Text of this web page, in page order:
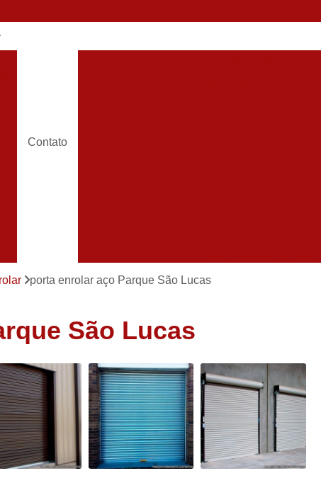
Contato
Portão de Correr
Porta Aço Automática Loja
Porta Automática para Loja
Porta
Porta Comercial
Porta
Porta Comercial de Enrolar
Porta
Porta de Enrolar Comercial
Porta de Ferro Comercial
Porta de
porta enrolar aço Parque São Lucas
São Lucas